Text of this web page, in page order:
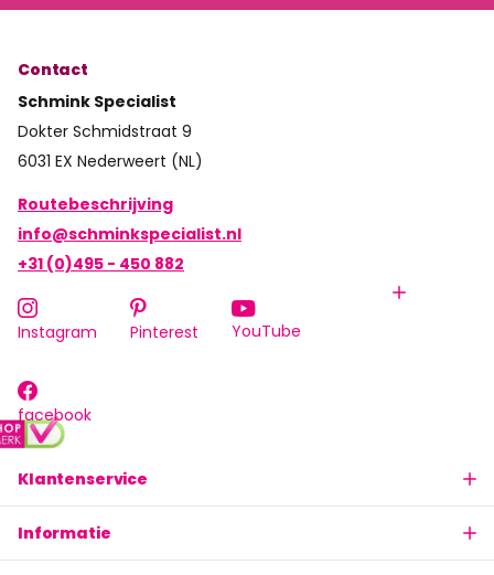
Klantenservice
Informatie
Contact
Schmink Specialist
Dokter Schmidstraat 9
6031 EX Nederweert (NL)
Routebeschrijving
info@schminkspecialist.nl
+31 (0)495 - 450 882
Instagram Pinterest YouTube
facebook